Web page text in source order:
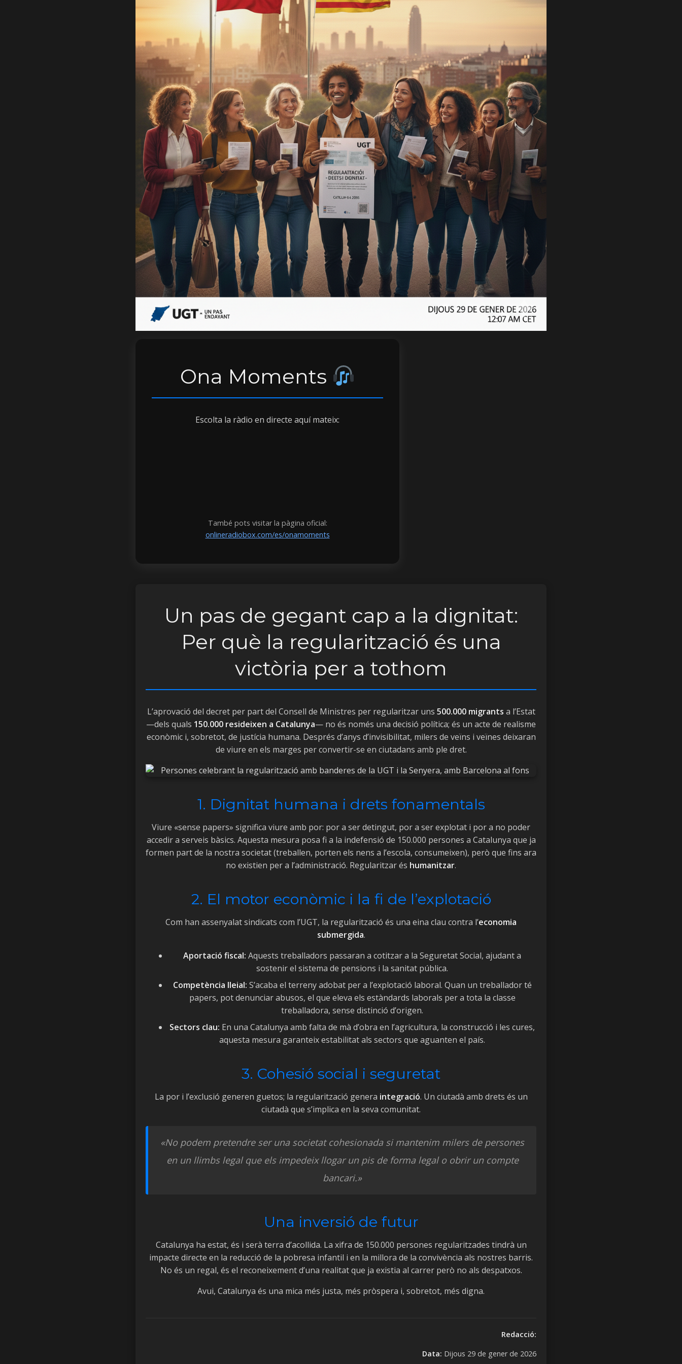
Ona Moments
Escolta la ràdio en directe aquí mateix:
També pots visitar la pàgina oficial:
onlineradiobox.com/es/onamoments
Un pas de gegant cap a la dignitat:
Per què la regularització és una
victòria per a tothom
L’aprovació del decret per part del Consell de Ministres per regularitzar uns 500.000 migrants a l’Estat
—dels quals 150.000 resideixen a Catalunya— no és només una decisió política; és un acte de realisme
econòmic i, sobretot, de justícia humana. Després d’anys d’invisibilitat, milers de veïns i veïnes deixaran
de viure en els marges per convertir-se en ciutadans amb ple dret.
1. Dignitat humana i drets fonamentals
Viure «sense papers» significa viure amb por: por a ser detingut, por a ser explotat i por a no poder
accedir a serveis bàsics. Aquesta mesura posa fi a la indefensió de 150.000 persones a Catalunya que ja
formen part de la nostra societat (treballen, porten els nens a l’escola, consumeixen), però que fins ara
no existien per a l’administració. Regularitzar és humanitzar.
2. El motor econòmic i la fi de l’explotació
Com han assenyalat sindicats com l’UGT, la regularització és una eina clau contra l’economia
submergida.
Aportació fiscal: Aquests treballadors passaran a cotitzar a la Seguretat Social, ajudant a
sostenir el sistema de pensions i la sanitat pública.
Competència lleial: S’acaba el terreny adobat per a l’explotació laboral. Quan un treballador té
papers, pot denunciar abusos, el que eleva els estàndards laborals per a tota la classe
treballadora, sense distinció d’origen.
Sectors clau: En una Catalunya amb falta de mà d’obra en l’agricultura, la construcció i les cures,
aquesta mesura garanteix estabilitat als sectors que aguanten el país.
3. Cohesió social i seguretat
La por i l’exclusió generen guetos; la regularització genera integració. Un ciutadà amb drets és un
ciutadà que s’implica en la seva comunitat.
«No podem pretendre ser una societat cohesionada si mantenim milers de persones
en un llimbs legal que els impedeix llogar un pis de forma legal o obrir un compte
bancari.»
Una inversió de futur
Catalunya ha estat, és i serà terra d’acollida. La xifra de 150.000 persones regularitzades tindrà un
impacte directe en la reducció de la pobresa infantil i en la millora de la convivència als nostres barris.
No és un regal, és el reconeixement d’una realitat que ja existia al carrer però no als despatxos.
Avui, Catalunya és una mica més justa, més pròspera i, sobretot, més digna.
Redacció:
Data: Dijous 29 de gener de 2026